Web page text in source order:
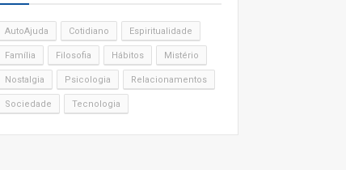
AutoAjuda Cotidiano Espiritualidade
Família Filosofia Hábitos Mistério
Nostalgia Psicologia Relacionamentos
Sociedade Tecnologia